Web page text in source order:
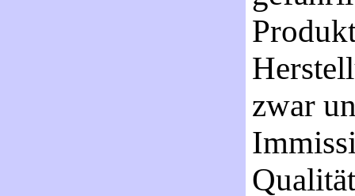
zwar